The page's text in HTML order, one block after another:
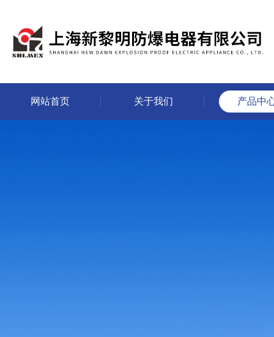
网站首页 关于我们 产品中